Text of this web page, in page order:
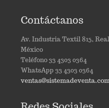
Contáctanos
Av. Industria Textil 815,
México
Teléfono 33 4303 0364
WhatsApp 33 4303 0364